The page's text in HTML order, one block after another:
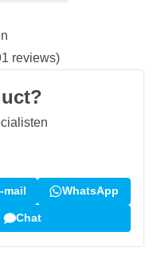
reviews)
mail WhatsApp
Chat